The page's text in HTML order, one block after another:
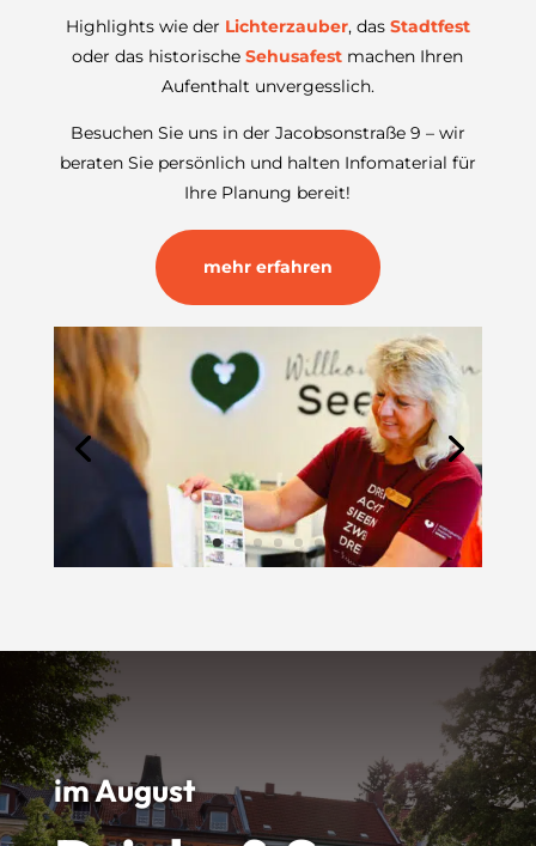
Highlights wie der Lichterzauber, das Stadtfest
oder das historischeSehusafest machen Ihren
Aufenthalt unvergesslich.
Besuchen Sie uns in der Jacobsonstraße 9 – wir
beraten Sie persönlich und halten Infomaterial für
Ihre Planung bereit!
mehr erfahren
im August